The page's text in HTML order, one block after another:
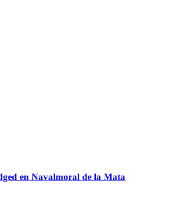
en Navalmoral de la Mata